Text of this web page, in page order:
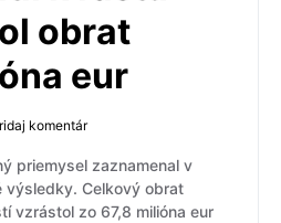
obrat
eur
komentár
priemysel zaznamenal v
výsledky. Celkový obrat
vzrástol zo 67,8 milióna eur